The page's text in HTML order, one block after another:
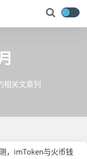
关文章列
，imToken与火币钱